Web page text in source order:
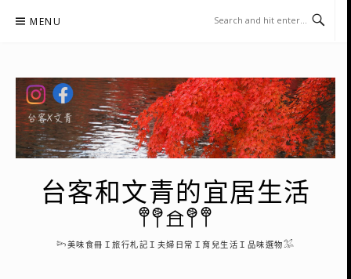
MENU
台客和文青的宜居生活
𖤣𖤥𖠿𖤥𖤣
𓆸美味食冊Ｉ旅行札記Ｉ夫婦日常Ｉ育兒生活Ｉ品味選物𓅮